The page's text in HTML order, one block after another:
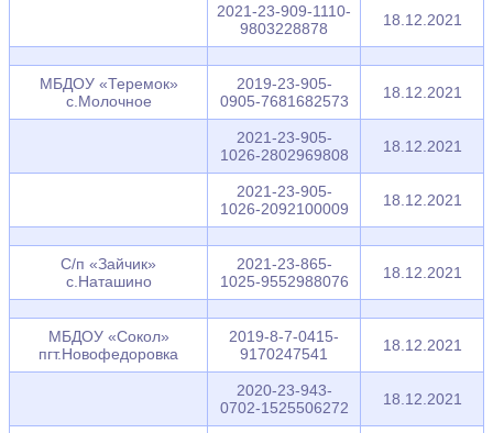
2021-23-909-1110-
9803228878
18.12.2021
МБДОУ «Теремок»
с.Молочное
2019-23-905-
0905-7681682573
18.12.2021
2021-23-905-
1026-2802969808
18.12.2021
2021-23-905-
1026-2092100009
18.12.2021
С/п «Зайчик»
с.Наташино
2021-23-865-
1025-9552988076
18.12.2021
МБДОУ «Сокол»
пгт.Новофедоровка
2019-8-7-0415-
9170247541
18.12.2021
2020-23-943-
0702-1525506272
18.12.2021